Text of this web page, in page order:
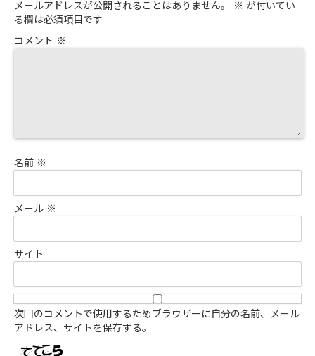
メールアドレスが公開されることはありません。 ※ が付いてい
る欄は必須項目です
コメント ※
名前 ※
メール ※
サイト
次回のコメントで使用するためブラウザーに自分の名前、メール
アドレス、サイトを保存する。